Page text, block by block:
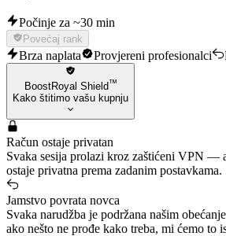
Počinje za ~30 min
Povećaj rank
Brza naplata Provjereni profesionalci
BoostRoyal Shield™
Kako štitimo vašu kupnju
Račun ostaje privatan
Svaka sesija prolazi kroz zaštićeni VPN —
ostaje privatna prema zadanim postavkama.
Jamstvo povrata novca
Svaka narudžba je podržana našim
ako nešto ne prođe kako treba, mi ćemo to